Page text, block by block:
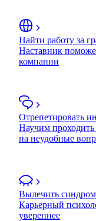
Найти работу за
Наставник
компании
Отрепетировать
Научим проходить
на неудобные
Вылечить синдром
Карьерный
увереннее